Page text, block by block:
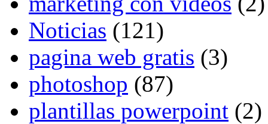
Noticias (121)
pagina web gratis (3)
photoshop (87)
plantillas powerpoint (2)